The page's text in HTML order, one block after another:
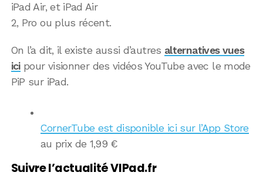
iPad Air, et iPad Air
2, Pro ou plus récent.
On l’a dit, il existe aussi d’autres alternatives vues
icipour visionner des vidéos YouTube avec le mode
PiP sur iPad.
CornerTube est disponible ici sur l’App Store
au prix de 1,99 €
Suivre l’actualité VIPad.fr